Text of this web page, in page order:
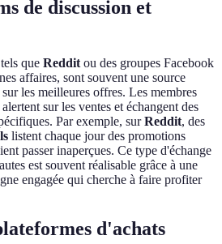
de discussion et
que Redditou des groupes Facebook
affaires, sont souvent une source
les meilleures offres. Les membres
sur les ventes et échangent des
Par exemple, surReddit, des
listent chaque jour des promotions
passer inaperçues. Ce type d'échange
est souvent réalisable grâce à une
engagée qui cherche à faire profiter
d'achats